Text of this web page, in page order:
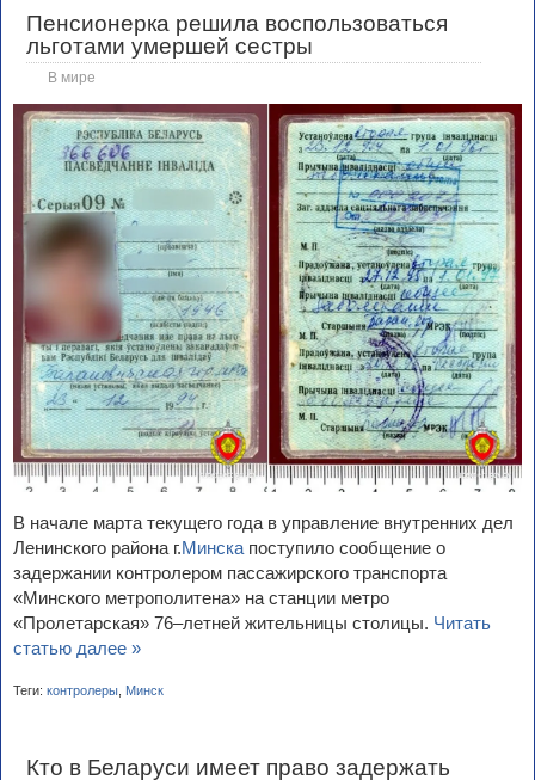
Пенсионерка решила воспользоваться
льготами умершей сестры
В мире
В начале марта текущего года в управление внутренних дел
Ленинского района г.Минска поступило сообщение о
задержании контролером пассажирского транспорта
«Минского метрополитена» на станции метро
«Пролетарская» 76–летней жительницы столицы. Читать
статью далее »
Теги: контролеры Минск
Кто в Беларуси имеет право задержать